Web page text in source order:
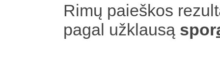
Rimų paieškos
pagal užklausą spor